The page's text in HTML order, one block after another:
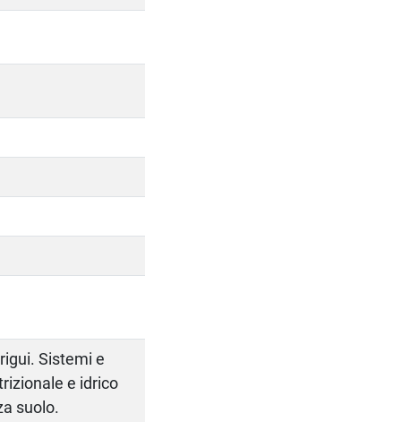
Sistemi e
e idrico
suolo.